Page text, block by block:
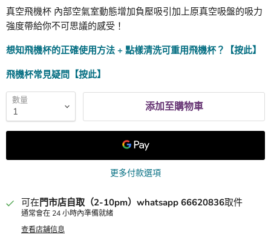
真空飛機杯 內部空氣室動態增加負壓吸引加上原真空吸盤的吸力
強度帶給你不可思議的感受！
想知飛機杯的正確使用方法 + 點樣清洗可重用飛機杯？【按此】
飛機杯常見疑問【按此】
數量 添加至購物車
更多付款選項
可在 門市店自取（2-10pm）whatsapp 66620836取件
通常會在 24 小時內準備就緒
查看店舖信息